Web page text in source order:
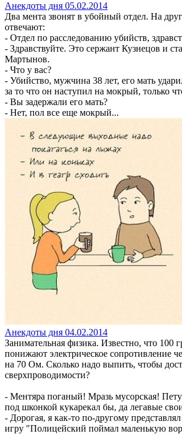
Анекдоты дня 05.02.2014
Два мента звонят в убойный отдел. На
отвечают:
- Отдел по расследованию убийств,
- Здравствуйте. Это сержант Кузнецов и
Мартынов.
- Что у вас?
- Убийство, мужчина 38 лет, его мать
за то что он наступил на мокрый, только
- Вы задержали его мать?
- Нет, пол все еще мокрый...
Анекдоты дня 04.02.2014
Занимательная физика. Известно, что 100
понижают электрическое сопротивление
на 70 Ом. Сколько надо выпить, чтобы
сверхпроводимости?
- Ментяра поганый! Мразь мусорская!
под шконкой кукарекал бы, да легавые
- Дорогая, я как-то по-другому
игру "Полицейский поймал маленькую